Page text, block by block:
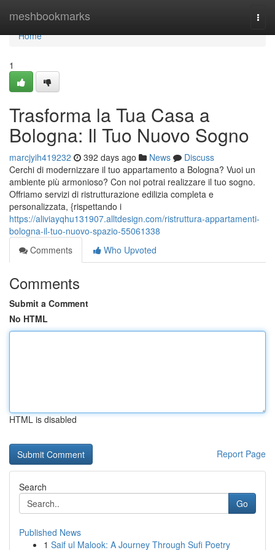
meshbookmarks
Home
Home
1
Trasforma la Tua Casa a
Bologna: Il Tuo Nuovo Sogno
marcjyih419232 392 days ago News
Discuss
Cerchi di modernizzare il tuo appartamento a Bologna? Vuoi un
ambiente più armonioso? Con noi potrai realizzare il tuo sogno.
Offriamo servizi di ristrutturazione edilizia completa e
personalizzata, {rispettando i
https://aliviayqhu131907.alltdesign.com/ristruttura-appartamenti-
bologna-il-tuo-nuovo-spazio-55061338
Comments
Who Upvoted
Comments
Submit a Comment
No HTML
HTML is disabled
Report Page
Search
Go
Published News
1 Saif ul Malook: A Journey Through Sufi Poetry